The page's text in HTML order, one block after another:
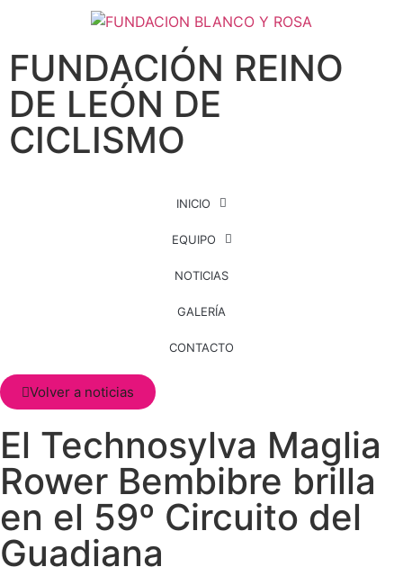
FUNDACIÓN REINO
DE LEÓN DE
CICLISMO
INICIO
EQUIPO
NOTICIAS
GALERÍA
CONTACTO
Volver a noticias
El Technosylva Maglia
Rower Bembibre brilla
en el 59º Circuito del
Guadiana